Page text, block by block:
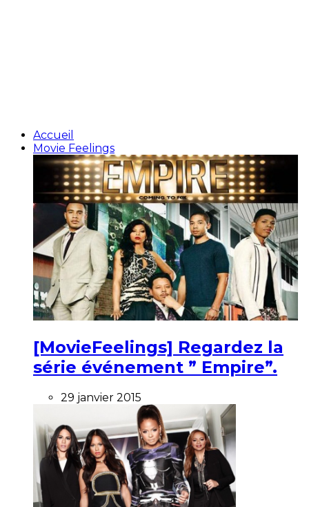
Accueil
Movie Feelings
[MovieFeelings] Regardez la
série événement ” Empire”.
29 janvier 2015